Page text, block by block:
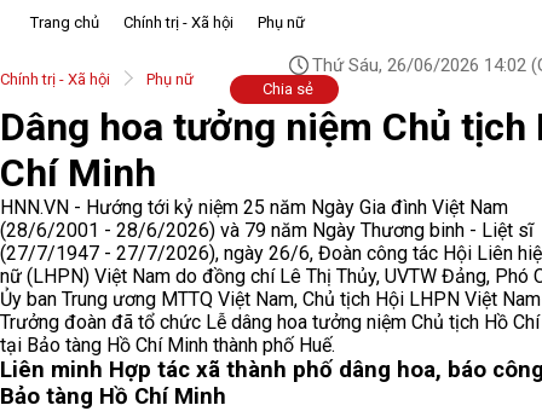
Trang chủ Chính trị - Xã hội Phụ nữ
Chính trị - Xã hội Phụ nữ
Thứ Sáu, 26/06/2026 14:02
Chia sẻ
Dâng hoa tưởng niệm Chủ tịch
Chí Minh
HNN.VN - Hướng tới kỷ niệm 25 năm Ngày Gia đình Việt Nam
(28/6/2001 - 28/6/2026) và 79 năm Ngày Thương binh - Liệt sĩ
(27/7/1947 - 27/7/2026), ngày 26/6, Đoàn công tác Hội Liên
nữ (LHPN) Việt Nam do đồng chí Lê Thị Thủy, UVTW Đảng, Phó
Ủy ban Trung ương MTTQ Việt Nam, Chủ tịch Hội LHPN Việt
Trưởng đoàn đã tổ chức Lễ dâng hoa tưởng niệm Chủ tịch Hồ
tại Bảo tàng Hồ Chí Minh thành phố Huế.
Liên minh Hợp tác xã thành phố dâng hoa, báo
Bảo tàng Hồ Chí Minh